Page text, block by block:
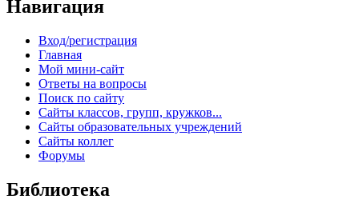
Навигация
Вход/регистрация
Главная
Мой мини-сайт
Ответы на вопросы
Поиск по сайту
Сайты классов, групп, кружков...
Сайты образовательных учреждений
Сайты коллег
Форумы
Библиотека